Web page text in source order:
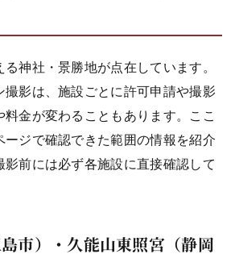
神社・景勝地が点在しています。
撮影は、施設ごとに許可申請や撮影
料金が変わることもあります。ここ
ージで確認できた範囲の情報を紹介
影前には必ず各施設に直接確認して
市）・久能山東照宮（静岡